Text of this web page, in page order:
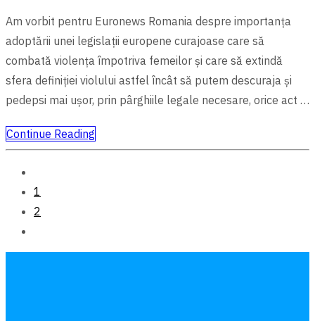
Am vorbit pentru Euronews Romania despre importanța
adoptării unei legislații europene curajoase care să
combată violența împotriva femeilor și care să extindă
sfera definiției violului astfel încât să putem descuraja și
pedepsi mai ușor, prin pârghiile legale necesare, orice act …
Continue Reading
1
2